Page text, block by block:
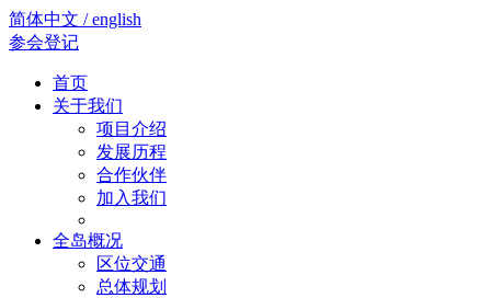
简体中文 / english
参会登记
首页
关于我们
项目介绍
发展历程
合作伙伴
加入我们
全岛概况
区位交通
总体规划